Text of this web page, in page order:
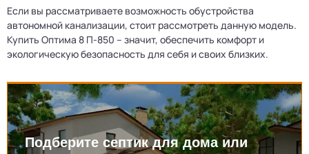
Если вы рассматриваете возможность обустройства
автономной канализации, стоит рассмотреть данную модель.
Купить Оптима 8 П-850 – значит, обеспечить комфорт и
экологическую безопасность для себя и своих близких.
Подберите септик для дома или